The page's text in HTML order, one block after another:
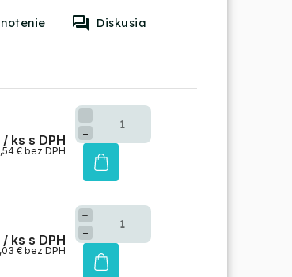
Diskusia
/ ks
€ bez DPH
+
−
/ ks
€ bez DPH
+
−